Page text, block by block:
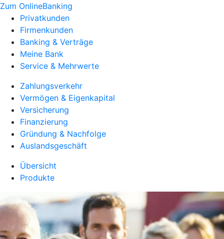
Zum OnlineBanking
Privatkunden
Firmenkunden
Banking & Verträge
Meine Bank
Service & Mehrwerte
Zahlungsverkehr
Vermögen & Eigenkapital
Versicherung
Finanzierung
Gründung & Nachfolge
Auslandsgeschäft
Übersicht
Produkte